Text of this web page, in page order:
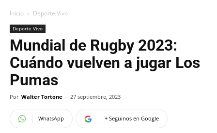
Inicio Deporte Vivo
Deporte Vivo
Mundial de Rugby 2023:
Cuándo vuelven a jugar Los
Pumas
Por Walter Tortone - 27 septiembre, 2023
WhatsApp + Seguinos en Google